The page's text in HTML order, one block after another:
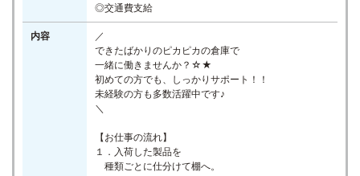
◎交通費支給
内容
／
できたばかりのピカピカの倉庫で
一緒に働きませんか？☆★
初めての方でも、しっかりサポート！！
未経験の方も多数活躍中です♪
＼
【お仕事の流れ】
１．入荷した製品を
種類ごとに仕分けて棚へ。